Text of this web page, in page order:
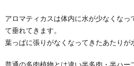
アロマティカスは体内に水が少なくなっ
て垂れてきます。
葉っぱに張りがなくなってきたあたりが
普通の多肉植物とは違い半多肉・半ハー